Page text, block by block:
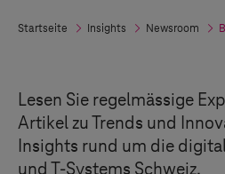
Startseite Insights Newsroom
Lesen Sie regelmässige
Artikel zu Trends und
Insights rund um die
und T-Systems Schweiz.